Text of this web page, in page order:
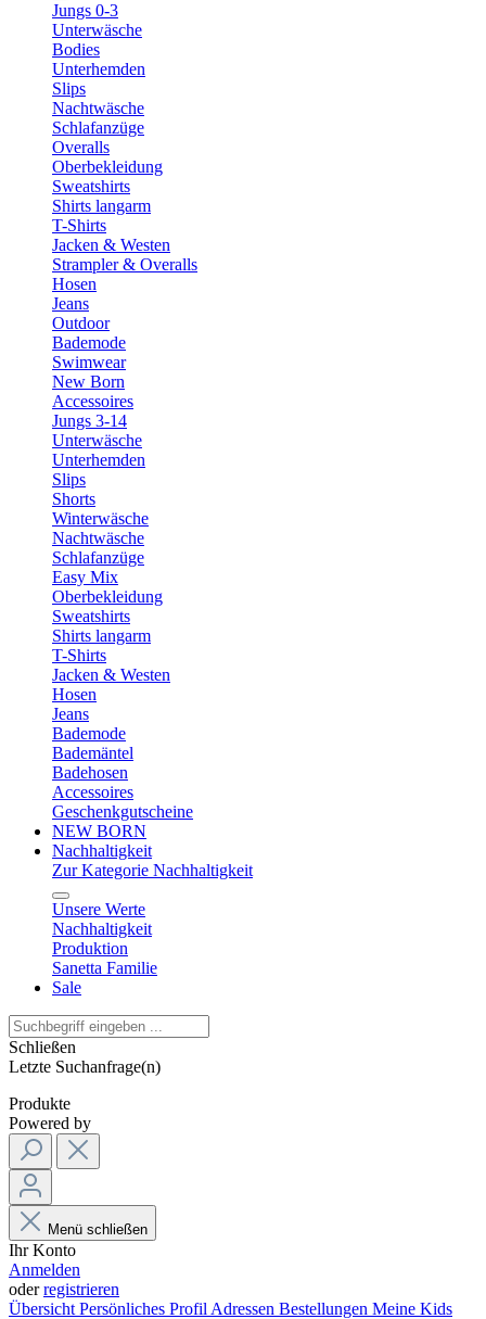
Jungs 0-3
Unterwäsche
Bodies
Unterhemden
Slips
Nachtwäsche
Schlafanzüge
Overalls
Oberbekleidung
Sweatshirts
Shirts langarm
T-Shirts
Jacken & Westen
Strampler & Overalls
Hosen
Jeans
Outdoor
Bademode
Swimwear
New Born
Accessoires
Jungs 3-14
Unterwäsche
Unterhemden
Slips
Shorts
Winterwäsche
Nachtwäsche
Schlafanzüge
Easy Mix
Oberbekleidung
Sweatshirts
Shirts langarm
T-Shirts
Jacken & Westen
Hosen
Jeans
Bademode
Bademäntel
Badehosen
Accessoires
Geschenkgutscheine
NEW BORN
Nachhaltigkeit
Zur Kategorie Nachhaltigkeit
Unsere Werte
Nachhaltigkeit
Produktion
Sanetta Familie
Sale
Schließen
Letzte Suchanfrage(n)
Produkte
Powered by
Menü schließen
Ihr Konto
Anmelden
oderregistrieren
Übersicht Persönliches Profil Adressen Bestellungen Meine Kids